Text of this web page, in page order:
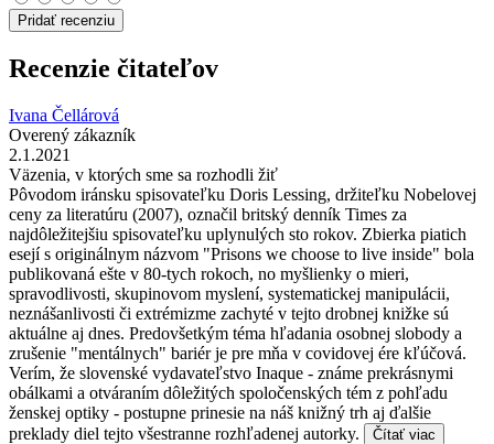
Pridať recenziu
Recenzie čitateľov
Ivana Čellárová
Overený zákazník
2.1.2021
Väzenia, v ktorých sme sa rozhodli žiť
Pôvodom iránsku spisovateľku Doris Lessing, držiteľku Nobelovej
ceny za literatúru (2007), označil britský denník Times za
najdôležitejšiu spisovateľku uplynulých sto rokov. Zbierka piatich
esejí s originálnym názvom "Prisons we choose to live inside" bola
publikovaná ešte v 80-tych rokoch, no myšlienky o mieri,
spravodlivosti, skupinovom myslení, systematickej manipulácii,
neznášanlivosti či extrémizme zachyté v tejto drobnej knižke sú
aktuálne aj dnes. Predovšetkým téma hľadania osobnej slobody a
zrušenie "mentálnych" bariér je pre mňa v covidovej ére kľúčová.
Verím, že slovenské vydavateľstvo Inaque - známe prekrásnymi
obálkami a otváraním dôležitých spoločenských tém z pohľadu
ženskej optiky - postupne prinesie na náš knižný trh aj ďalšie
preklady diel tejto všestranne rozhľadenej autorky.
Čítať viac